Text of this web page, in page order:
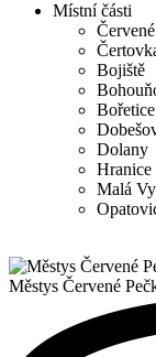
Místní části
Bojiště
Bořetice
Dolany
Hranice
Malá
Městys Červené